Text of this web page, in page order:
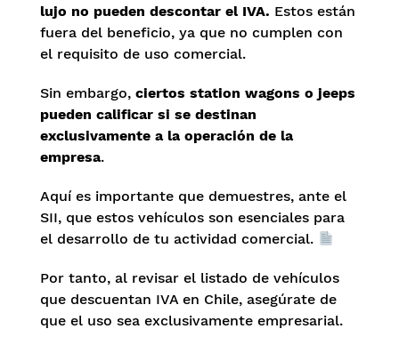
lujo no pueden descontar el IVA. Estos están
fuera del beneficio, ya que no cumplen con
el requisito de uso comercial.
Sin embargo, ciertos station wagons o jeeps
pueden calificar si se destinan
exclusivamente a la operación de la
empresa.
Aquí es importante que demuestres, ante el
SII, que estos vehículos son esenciales para
el desarrollo de tu actividad comercial.
Por tanto, al revisar el listado de vehículos
que descuentan IVA en Chile, asegúrate de
que el uso sea exclusivamente empresarial.